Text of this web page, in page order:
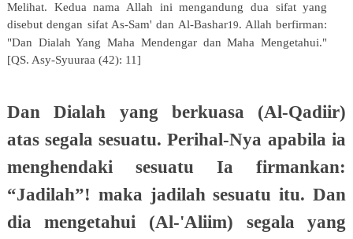
Melihat. Kedua nama Allah ini mengandung dua sifat yang
disebut dengan sifat As-Sam' dan Al-Bashar19. Allah berfirman:
"Dan Dialah Yang Maha Mendengar dan Maha Mengetahui."
[QS. Asy-Syuuraa (42): 11]
Dan Dialah yang berkuasa
(Al-Qadiir)
atas segala sesuatu. Perihal-Nya apabila ia
menghendaki
sesuatu Ia
firmankan:
“Jadilah”! maka jadilah sesuatu itu. Dan
dia mengetahui (Al-'Aliim) segala yang